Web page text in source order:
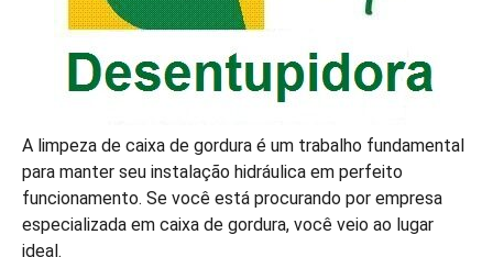
A limpeza de caixa de gordura é um trabalho fundamental
para manter seu instalação hidráulica em perfeito
funcionamento. Se você está procurando por empresa
especializada em caixa de gordura, você veio ao lugar
ideal.